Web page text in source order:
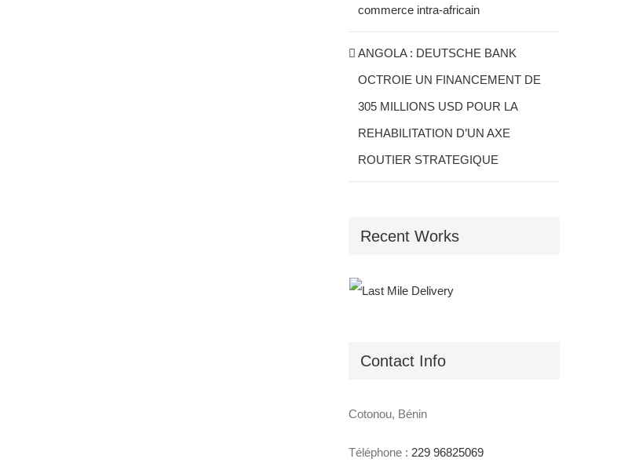
commerce intra-africain
ANGOLA : DEUTSCHE BANK
OCTROIE UN FINANCEMENT DE
305 MILLIONS USD POUR LA
REHABILITATION D’UN AXE
ROUTIER STRATEGIQUE
Recent Works
Contact Info
Cotonou, Bénin
Téléphone : 229 96825069